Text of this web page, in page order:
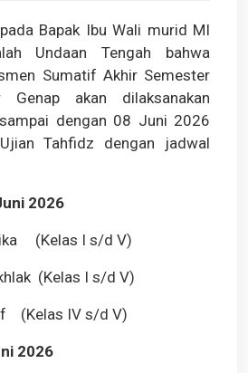
Bapak Ibu Wali murid MI
Undaan Tengah bahwa
Sumatif Akhir Semester
Genap akan dilaksanakan
dengan 08 Juni 2026
Tahfidz dengan jadwal
2026
(Kelas I s/d V)
(Kelas I s/d V)
(Kelas IV s/d V)
2026